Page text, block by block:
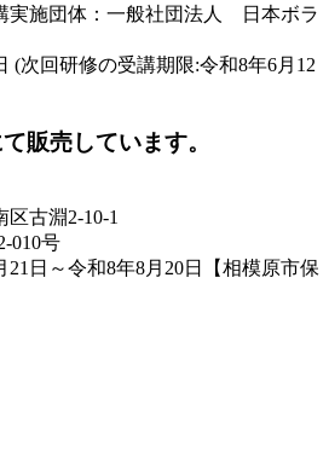
実施団体：一般社団法人 日本ボラ
(次回研修の受講期限:令和8年6月12
販売しています。
古淵2-10-1
010号
日～令和8年8月20日【相模原市保